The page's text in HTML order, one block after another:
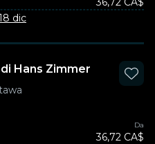
dic
Hans Zimmer
Da
36,72 CA$